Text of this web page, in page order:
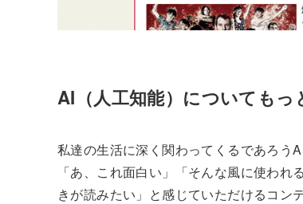
AI（人工知能）についても
私達の生活に深く関わってくるであろう
「あ、これ面白い」「そんな風に使わ
きが読みたい」と感じていただけるコン